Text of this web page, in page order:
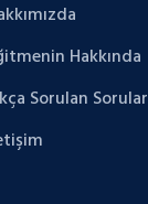
Hakkında
Sorulan Sorular